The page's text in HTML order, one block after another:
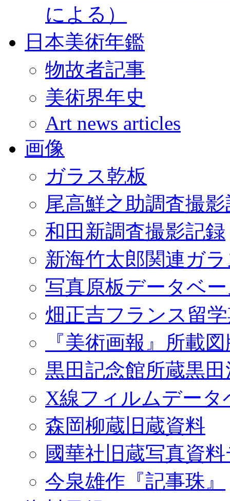
による）
日本美術年鑑
物故者記事
美術界年史
Art news articles
画像
ガラス乾板
尾高鮮之助調査撮
和田新調査撮影記録
新海竹太郎関連ガ
写真原板データベ
畑正吉フランス留
『美術画報』所載
黒田記念館所蔵黒
X線フィルムデータ
森岡柳蔵旧蔵資料
國華社旧蔵写真資
今泉雄作『記事珠』